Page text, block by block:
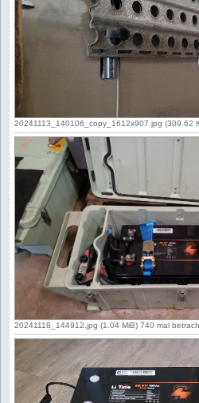
20241113_140106_copy_1612x907.jpg (309.62
20241118_144912.jpg (1.04 MiB) 740 mal